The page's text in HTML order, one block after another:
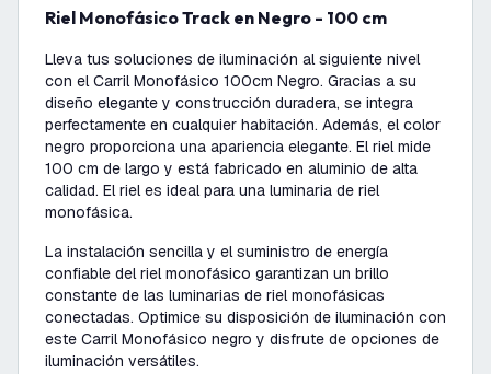
Riel Monofásico Track en Negro - 100 cm
Lleva tus soluciones de iluminación al siguiente nivel
con el Carril Monofásico 100cm Negro. Gracias a su
diseño elegante y construcción duradera, se integra
perfectamente en cualquier habitación. Además, el color
negro proporciona una apariencia elegante. El riel mide
100 cm de largo y está fabricado en aluminio de alta
calidad. El riel es ideal para una luminaria de riel
monofásica.
La instalación sencilla y el suministro de energía
confiable del riel monofásico garantizan un brillo
constante de las luminarias de riel monofásicas
conectadas. Optimice su disposición de iluminación con
este Carril Monofásico negro y disfrute de opciones de
iluminación versátiles.